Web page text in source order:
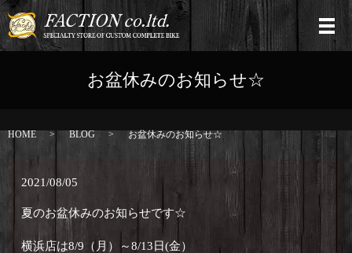
お盆休みのお知らせ☆
HOME BLOG お盆休みのお知らせ☆
2021/08/05
夏のお盆休みのお知らせです☆
横浜店は8/9（月）～8/13日(金）